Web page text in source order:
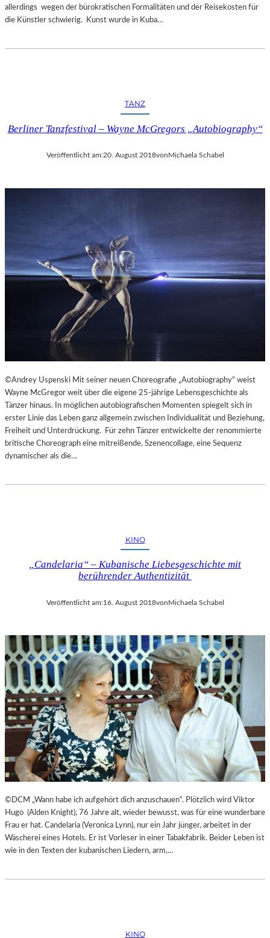
allerdings wegen der bürokratischen Formalitäten und der Reisekosten für
die Künstler schwierig. Kunst wurde in Kuba…
TANZ
Berliner Tanzfestival – Wayne McGregors „Autobiography“
Veröffentlicht am:20. August 2018von Michaela Schabel
©Andrey Uspenski Mit seiner neuen Choreografie „Autobiography“ weist
Wayne McGregor weit über die eigene 25-jährige Lebensgeschichte als
Tänzer hinaus. In möglichen autobiografischen Momenten spiegelt sich in
erster Linie das Leben ganz allgemein zwischen Individualität und Beziehung,
Freiheit und Unterdrückung. Für zehn Tänzer entwickelte der renommierte
britische Choreograph eine mitreißende, Szenencollage, eine Sequenz
dynamischer als die…
KINO
„Candelaria“ – Kubanische Liebesgeschichte mit
berührender Authentizität
Veröffentlicht am:16. August 2018vonMichaela Schabel
©DCM „Wann habe ich aufgehört dich anzuschauen“. Plötzlich wird Viktor
Hugo (Alden Knight), 76 Jahre alt, wieder bewusst, was für eine wunderbare
Frau er hat. Candelaria (Veronica Lynn), nur ein Jahr jünger, arbeitet in der
Wäscherei eines Hotels. Er ist Vorleser in einer Tabakfabrik. Beider Leben ist
wie in den Texten der kubanischen Liedern, arm,…
KINO